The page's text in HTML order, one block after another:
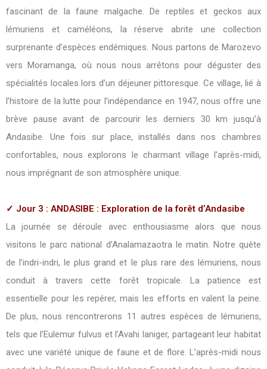
fascinant de la faune malgache. De reptiles et geckos aux
lémuriens et caméléons, la réserve abrite une collection
surprenante d’espèces endémiques. Nous partons de Marozevo
vers Moramanga, où nous nous arrêtons pour déguster des
spécialités locales lors d’un déjeuner pittoresque. Ce village, lié à
l’histoire de la lutte pour l’indépendance en 1947, nous offre une
brève pause avant de parcourir les derniers 30 km jusqu’à
Andasibe. Une fois sur place, installés dans nos chambres
confortables, nous explorons le charmant village l’après-midi,
nous imprégnant de son atmosphère unique.
✓ Jour 3 : ANDASIBE : Exploration de la forêt d’Andasibe
La journée se déroule avec enthousiasme alors que nous
visitons le parc national d’Analamazaotra le matin. Notre quête
de l’indri-indri, le plus grand et le plus rare des lémuriens, nous
conduit à travers cette forêt tropicale. La patience est
essentielle pour les repérer, mais les efforts en valent la peine.
De plus, nous rencontrerons 11 autres espèces de lémuriens,
tels que l’Eulemur fulvus et l’Avahi laniger, partageant leur habitat
avec une variété unique de faune et de flore. L’après-midi nous